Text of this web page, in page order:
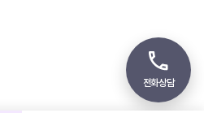
전화상담